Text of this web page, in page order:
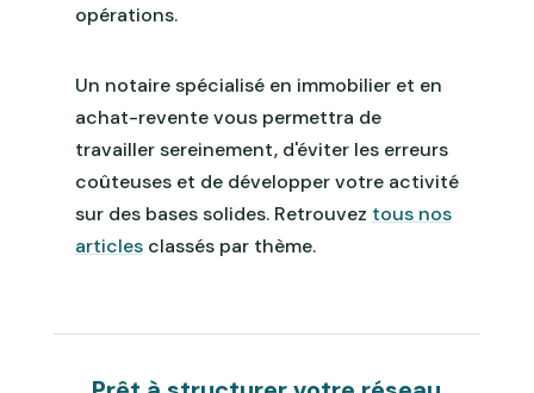
opérations.
Un notaire spécialisé en immobilier et en
achat-revente vous permettra de
travailler sereinement, d'éviter les erreurs
coûteuses et de développer votre activité
sur des bases solides. Retrouvez tous nos
articlesclassés par thème.